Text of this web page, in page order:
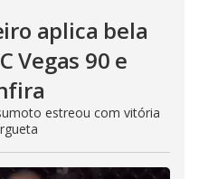
aplica bela
Vegas 90 e
estreou com vitória